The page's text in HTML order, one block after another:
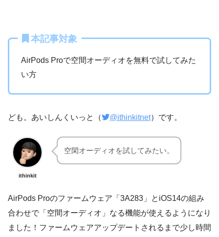
本記事対象
AirPods Proで空間オーディオを無料で試してみた
い方
ども。あいしんくいっと（ @ithinkitnet）です。
ithinkit
空閑オーディオを試してみたい。
AirPods Proのファームウェア「3A283」とiOS14の組み
合わせで「空間オーディオ」なる機能が使えるようになり
ました！ファームウェアアップデートされるまで少し時間